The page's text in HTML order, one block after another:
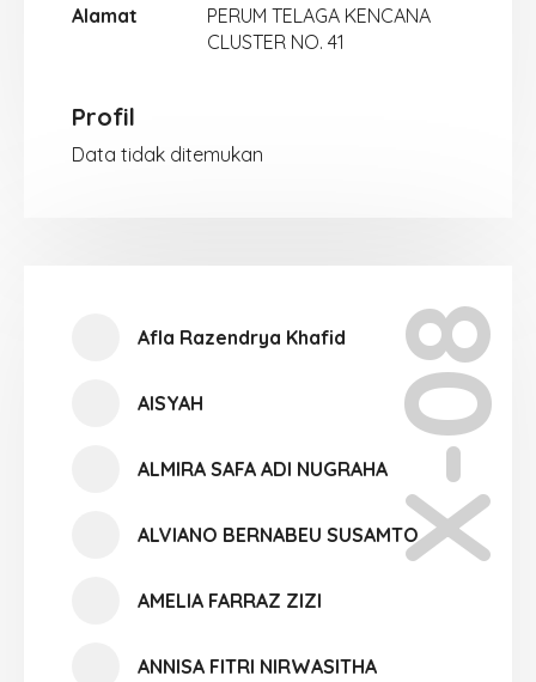
Alamat
PERUM TELAGA KENCANA
CLUSTER NO. 41
Profil
Data tidak ditemukan
X-08
Afla Razendrya Khafid
AISYAH
ALMIRA SAFA ADI NUGRAHA
ALVIANO BERNABEU SUSAMTO
AMELIA FARRAZ ZIZI
ANNISA FITRI NIRWASITHA